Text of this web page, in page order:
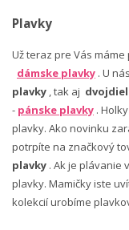
Plavky
Už teraz pre Vás máme
dámske plavky . U
plavky , tak aj
- pánske plavky .
plavky. Ako novinku
potrpíte na značkový
plavky . Ak je plávanie
plavky. Mamičky iste
kolekcií urobíme